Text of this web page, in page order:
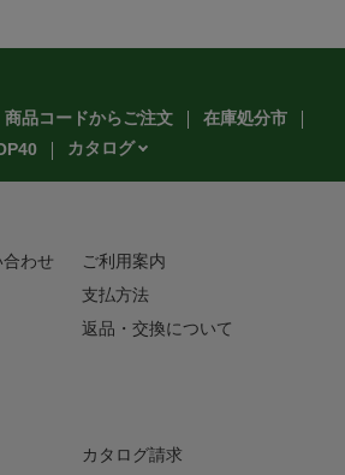
商品コードからご注文
在庫処分市
カタログ
わせ
ご利用案内
支払方法
返品・交換について
カタログ請求